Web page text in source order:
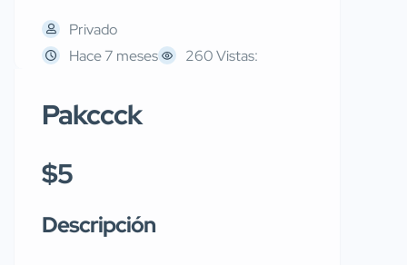
Privado
Hace 7 meses
260 Vistas:
Pakccck
$5
Descripción